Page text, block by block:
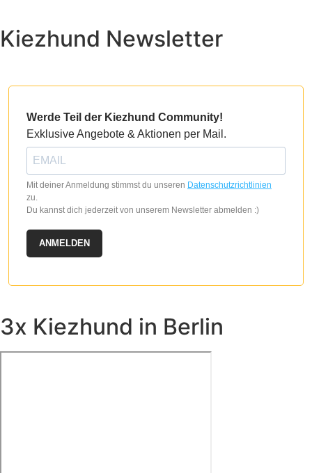
Varianten
auf.
Optionen
Produktseite
gewählt
werden
Kiezhund Newsletter
Werde Teil der Kiezhund Community!
Exklusive Angebote & Aktionen per Mail.
Mit deiner Anmeldung stimmst du unseren Datenschutzrichtlinien
zu.
Du kannst dich jederzeit von unserem Newsletter abmelden :)
ANMELDEN
3x Kiezhund in Berlin